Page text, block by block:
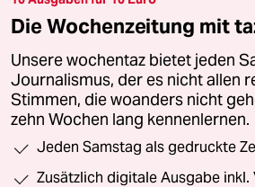
Die Wochenzeitung mit
Unsere wochentaz bietet jeden
Journalismus, der es nicht allen
Stimmen, die woanders nicht
zehn Wochen lang kennenlernen.
Jeden Samstag als gedruckte
Zusätzlich digitale Ausgabe inkl.